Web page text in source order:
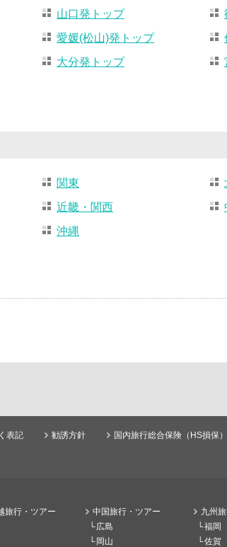
山口発トップ
愛媛(松山)発トップ
大分発トップ
関東
近畿・関西
沖縄
表記 勧誘方針 国内旅行総合保険（HS損保）
旅行・ツアー
中国旅行・ツアー
広島
岡山
九州
福岡
佐賀